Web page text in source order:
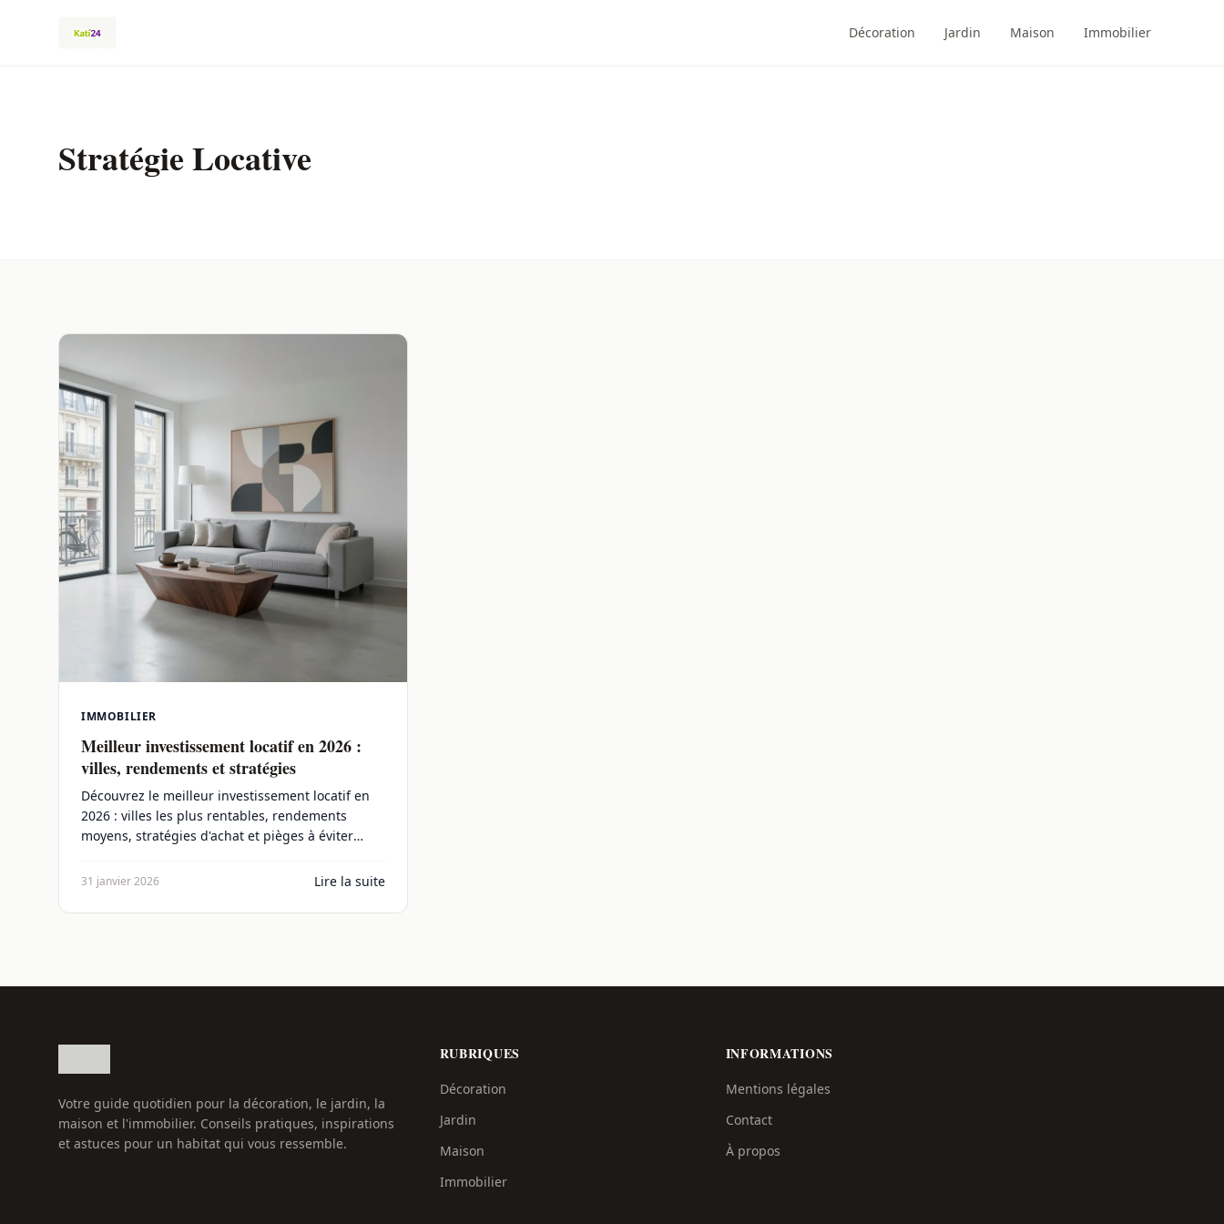
Décoration Jardin Maison Immobilier
Stratégie Locative
IMMOBILIER
Meilleur investissement locatif en 2026 :
villes, rendements et stratégies
Découvrez le meilleur investissement locatif en
2026 : villes les plus rentables, rendements
moyens, stratégies d'achat et pièges à éviter
31 janvier 2026 Lire la suite
Votre guide quotidien pour la décoration, le jardin, la
maison et l'immobilier. Conseils pratiques, inspirations
et astuces pour un habitat qui vous ressemble.
RUBRIQUES
Décoration
Jardin
Maison
Immobilier
INFORMATIONS
Mentions légales
Contact
À propos